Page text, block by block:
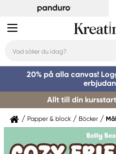
20% på alla canvas!
Allt till din
Papper & block Böcker